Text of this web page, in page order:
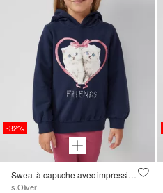
-32%
Sweat à capuche avec impression sur le devant et pierres précieuses
s.Oliver